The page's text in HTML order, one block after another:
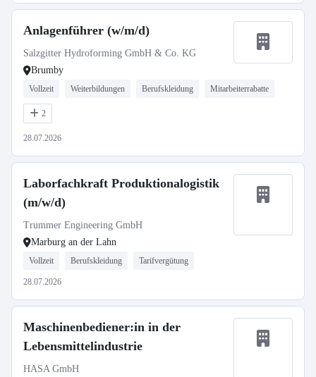
Anlagenführer (w/m/d)
Salzgitter Hydroforming GmbH & Co. KG
Brumby
Vollzeit Weiterbildungen Berufskleidung Mitarbeiterrabatte
2
28.07.2026
Laborfachkraft Produktionalogistik
(m/w/d)
Trummer Engineering GmbH
Marburg an der Lahn
Vollzeit Berufskleidung Tarifvergütung
28.07.2026
Maschinenbediener:in in der
Lebensmittelindustrie
HASA GmbH